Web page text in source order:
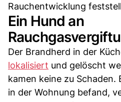
Rauchentwicklung
Ein Hund an
Der Brandherd in der
lokalisiert und gelöscht
kamen keine zu Schaden.
in der Wohnung befand,